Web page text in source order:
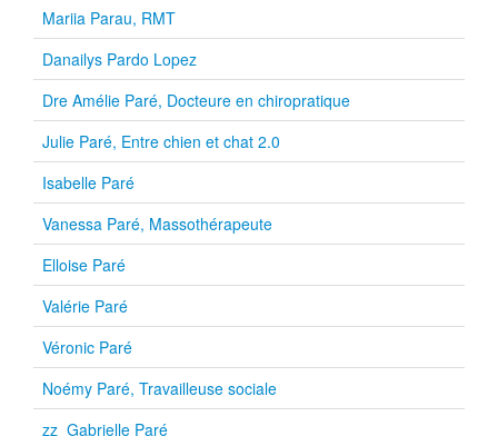
Mariia Parau, RMT
Danailys Pardo Lopez
Dre Amélie Paré, Docteure en chiropratique
Julie Paré, Entre chien et chat 2.0
Isabelle Paré
Vanessa Paré, Massothérapeute
Elloise Paré
Valérie Paré
Véronic Paré
Noémy Paré, Travailleuse sociale
zz_Gabrielle Paré